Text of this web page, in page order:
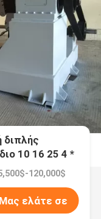
διπλής
10 16 25 4 *
120,000$
Μας ελάτε σε